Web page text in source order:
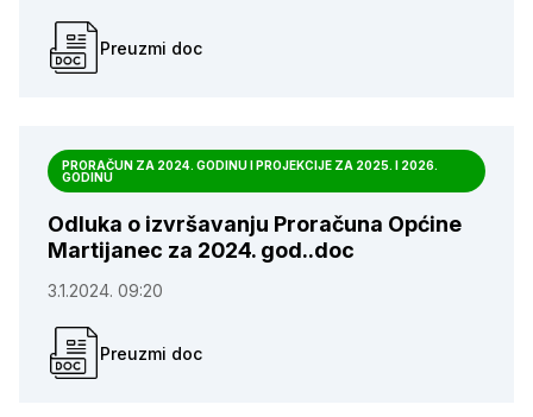
Preuzmi doc
PRORAČUN ZA 2024. GODINU I PROJEKCIJE ZA 2025. I 2026.
GODINU
Odluka o izvršavanju Proračuna Općine
Martijanec za 2024. god..doc
3.1.2024. 09:20
Preuzmi doc